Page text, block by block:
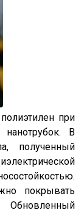
при
В
полученный
покрывать
Обновленный